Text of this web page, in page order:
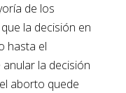
de los
la decisión en
hasta el
la decisión
aborto quede